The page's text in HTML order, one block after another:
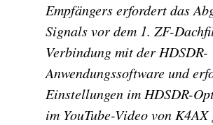
Empfängers erfordert das
Signals vor dem 1. ZF-
Verbindung mit der HDSDR-
Anwendungssoftware und
Einstellungen im HDSDR-
im YouTube-Video von K4AX